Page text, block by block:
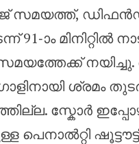
സമയത്ത്,
ാം മിനിറ്റിൽ
നയിച്ചു.
ശ്രമം
സ്കോർ
പെനാൽറ്റി